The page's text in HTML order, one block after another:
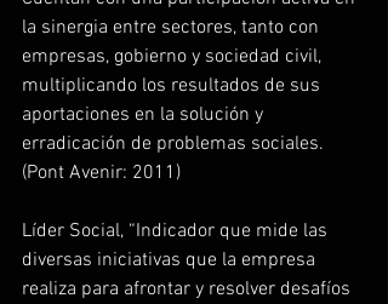
la sinergia entre sectores, tanto con
empresas, gobierno y sociedad civil,
multiplicando los resultados de sus
aportaciones en la solución y
erradicación de problemas sociales.
(Pont Avenir: 2011)
Líder Social, “Indicador que mide las
diversas iniciativas que la empresa
realiza para afrontar y resolver desafíos